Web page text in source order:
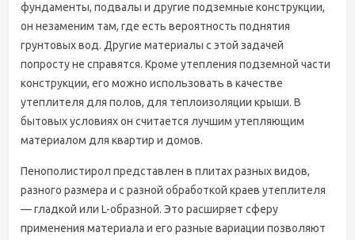
фундаменты, подвалы и другие подземные конструкции,
он незаменим там, где есть вероятность поднятия
грунтовых вод. Другие материалы с этой задачей
попросту не справятся. Кроме утепления подземной части
конструкции, его можно использовать в качестве
утеплителя для полов, для теплоизоляции крыши. В
бытовых условиях он считается лучшим утепляющим
материалом для квартир и домов.
Пенополистирол представлен в плитах разных видов,
разного размера и с разной обработкой краев утеплителя
— гладкой или L-образной. Это расширяет сферу
применения материала и его разные вариации позволяют